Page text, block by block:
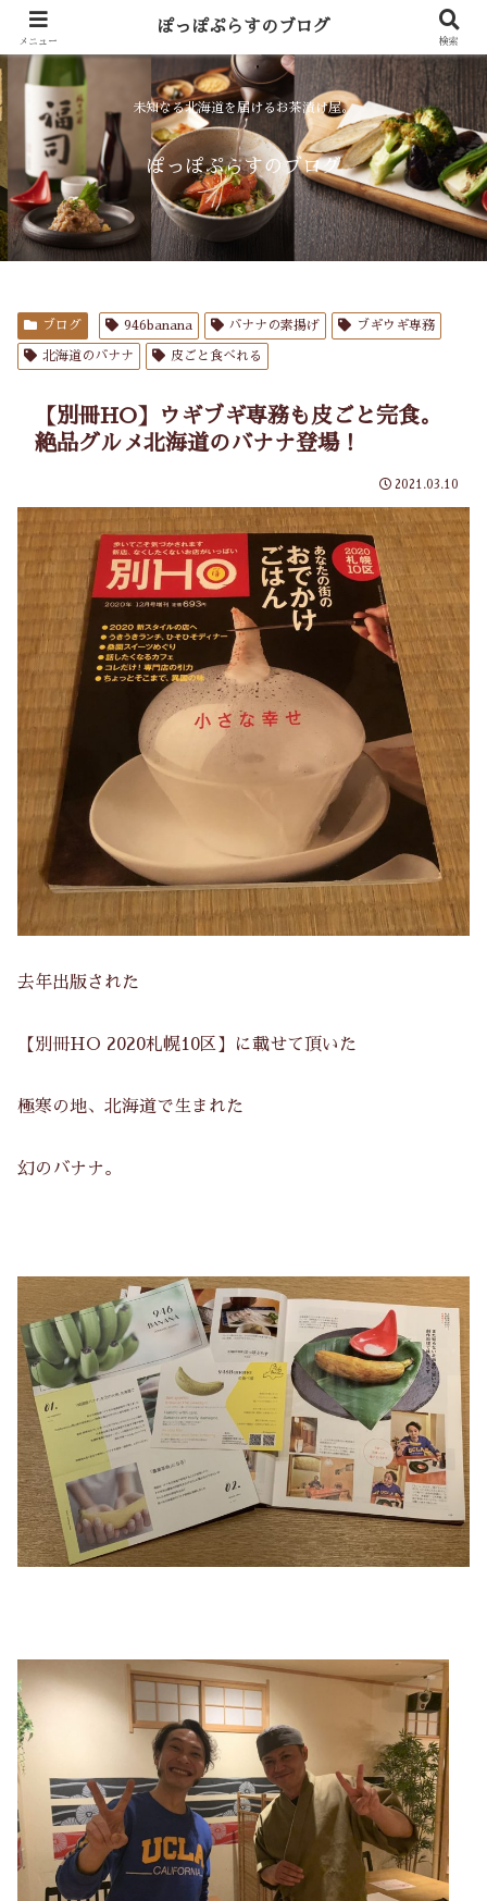
未知なる北海道を届けるお茶漬け屋。
ぽっぽぷらすのブログ
ブログ 946banana バナナの素揚げ ブギウギ専務
北海道のバナナ 皮ごと食べれる
【別冊HO】ウギブギ専務も皮ごと完食。
絶品グルメ北海道のバナナ登場！
2021.03.10
去年出版された
【別冊HO 2020札幌10区】に載せて頂いた
極寒の地、北海道で生まれた
幻のバナナ。
メニュー
ぽっぽぷらすのブログ
検索